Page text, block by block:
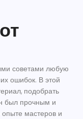
советами любую
ошибок. В этой
подобрать
был прочным и
мастеров и